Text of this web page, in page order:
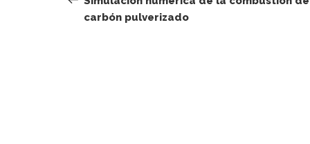
entradas
carbón pulverizado